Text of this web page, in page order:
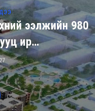
ээлжийн 980
ир…